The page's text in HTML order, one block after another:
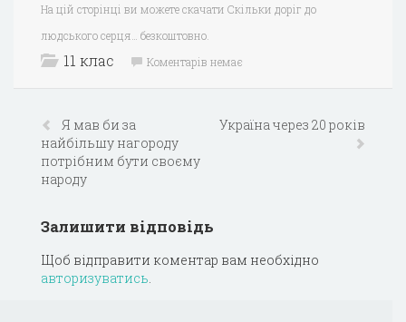
На цій сторінці ви можете скачати Скільки доріг до
людського серця… безкоштовно.
11 клас Коментарів немає
Я мав би за
найбільшу нагороду
потрібним бути своєму
народу
Україна через 20 років
Залишити відповідь
Щоб відправити коментар вам необхідно
авторизуватись.